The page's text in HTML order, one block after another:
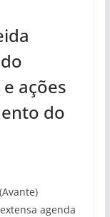
ações
do
agenda